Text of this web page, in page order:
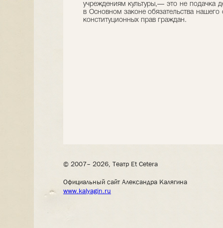
учреждениям культуры,— это не подачка
в Основном законе обязательства нашего
конституционных прав граждан.
© 2007– 2026, Театр Et Cetera
Официальный сайт Александра Калягина
www.kalyagin.ru